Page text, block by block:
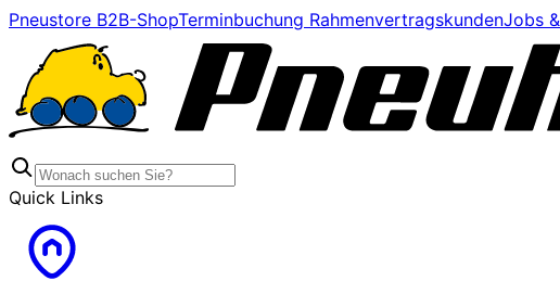
Pneustore B2B-ShopTerminbuchung RahmenvertragskundenJobs
Quick Links